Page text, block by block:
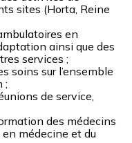
sites (Horta, Reine
en
ainsi que des
services ;
soins sur l’ensemble
;
de service,
des médecins
médecine et du